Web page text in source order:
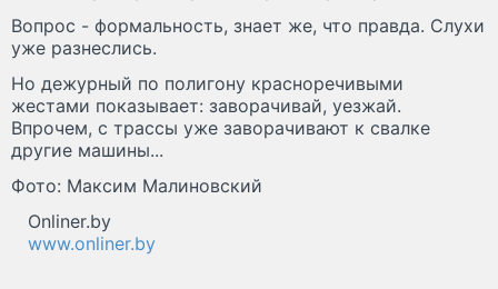
Вопрос - формальность, знает же, что правда. Слухи
уже разнеслись.
Но дежурный по полигону красноречивыми
жестами показывает: заворачивай, уезжай.
Впрочем, с трассы уже заворачивают к свалке
другие машины...
Фото: Максим Малиновский
Onliner.by
www.onliner.by